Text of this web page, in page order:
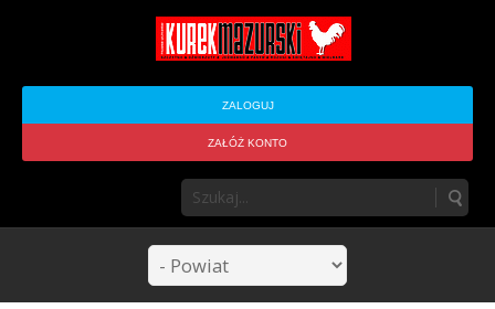
ZALOGUJ
ZAŁÓŻ KONTO